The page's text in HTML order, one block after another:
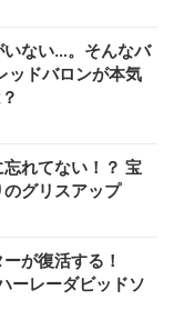
いない…。そんなバ
ッドバロンが本気
れてない！？ 宝
グリスアップ
が復活する！
ーレーダビッドソ